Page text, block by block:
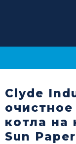
Clyde
котла на
Sun